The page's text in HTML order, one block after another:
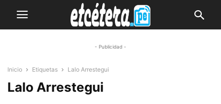
- Publicidad -
Inicio Etiquetas Lalo Arrestegui
Lalo Arrestegui